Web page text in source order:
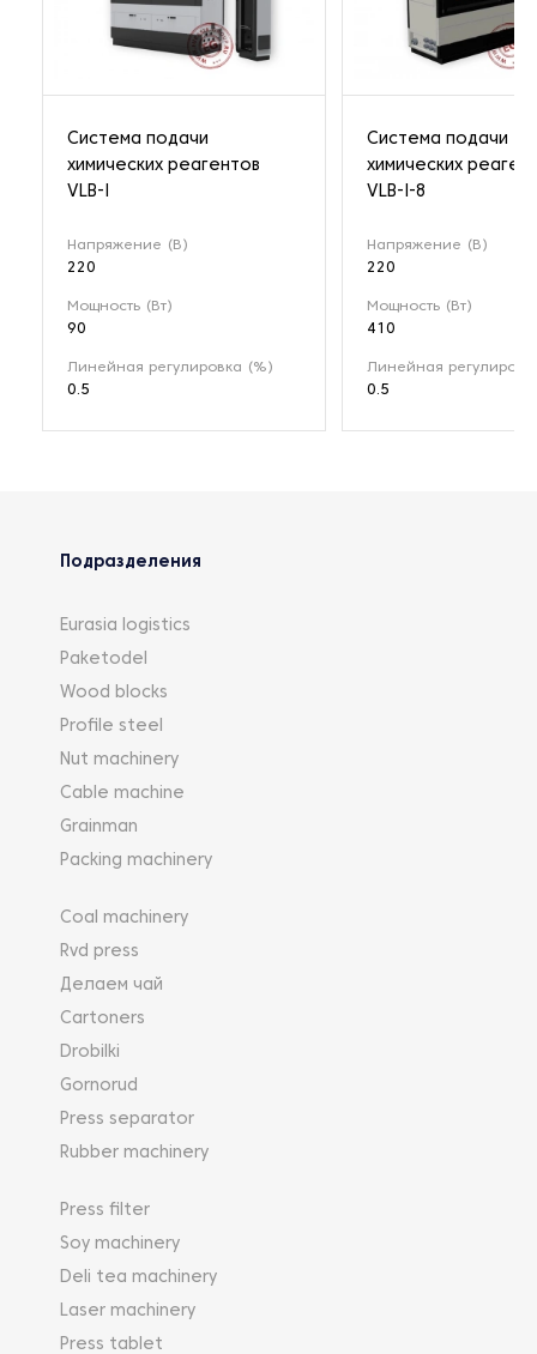
Система подачи
химических реагентов
VLB-I
Напряжение (В)
220
Мощность (Вт)
90
Линейная регулировка (%)
0.5
Система подачи
химических
VLB-I-8
Напряжение (В)
220
Мощность (Вт)
410
Линейная
0.5
Подразделения
Eurasia logistics
Paketodel
Wood blocks
Profile steel
Nut machinery
Cable machine
Grainman
Packing machinery
Coal machinery
Rvd press
Делаем чай
Cartoners
Drobilki
Gornorud
Press separator
Rubber machinery
Press filter
Soy machinery
Deli tea machinery
Laser machinery
Press tablet